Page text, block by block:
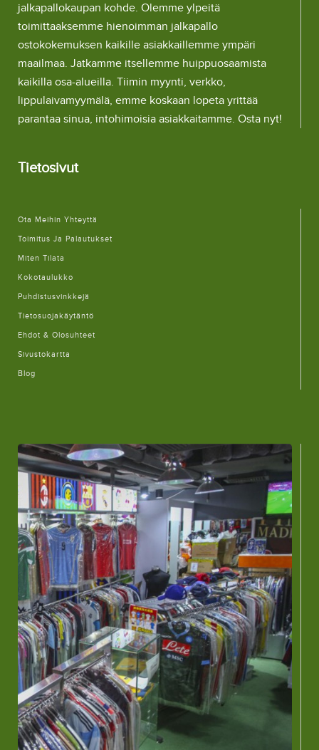
jalkapallokaupan kohde. Olemme ylpeitä
toimittaaksemme hienoimman jalkapallo
ostokokemuksen kaikille asiakkaillemme ympäri
maailmaa. Jatkamme itsellemme huippuosaamista
kaikilla osa-alueilla. Tiimin myynti, verkko,
lippulaivamyymälä, emme koskaan lopeta yrittää
parantaa sinua, intohimoisia asiakkaitamme. Osta nyt!
Tietosivut
Ota Meihin Yhteyttä
Toimitus Ja Palautukset
Miten Tilata
Kokotaulukko
Puhdistusvinkkejä
Tietosuojakäytäntö
Ehdot & Olosuhteet
Sivustokartta
Blog